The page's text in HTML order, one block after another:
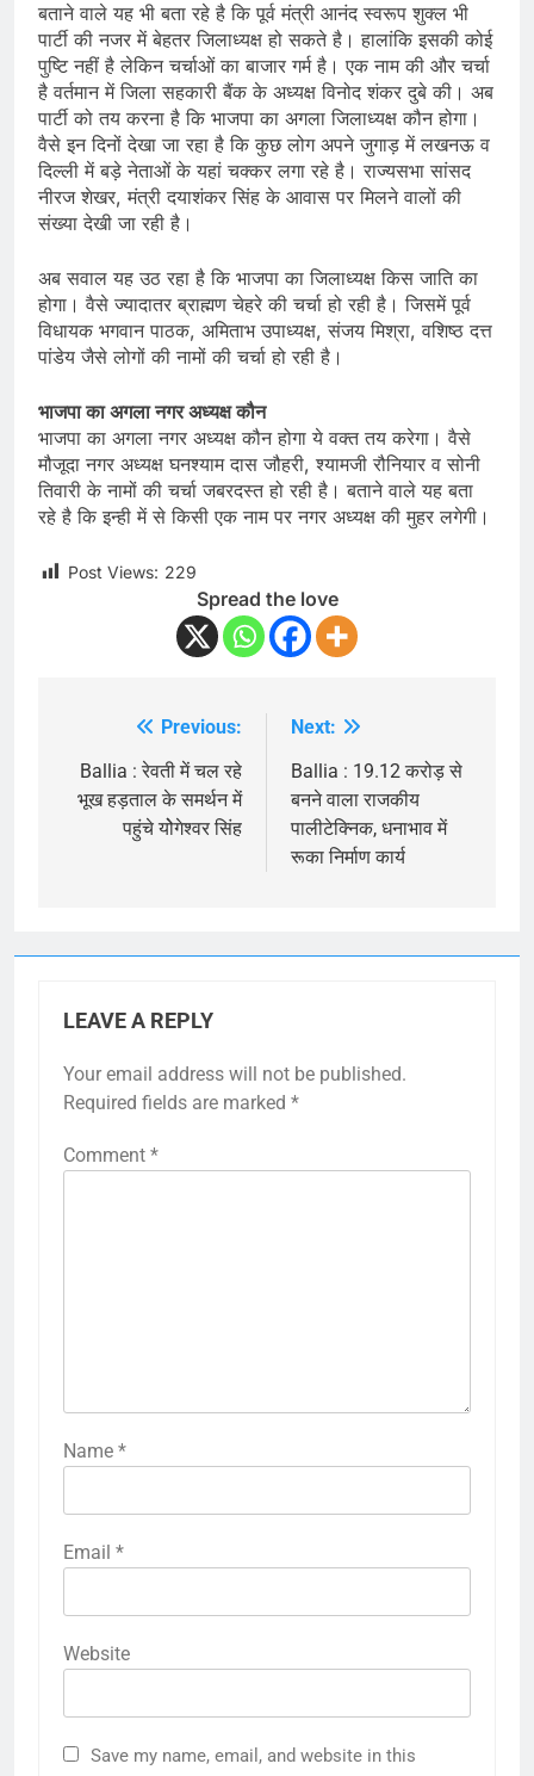
बताने वाले यह भी बता रहे है कि पूर्व मंत्री आनंद स्वरूप शुक्ल भी
पार्टी की नजर में बेहतर जिलाध्यक्ष हो सकते है। हालांकि इसकी कोई
पुष्टि नहीं है लेकिन चर्चाओं का बाजार गर्म है। एक नाम की और चर्चा
है वर्तमान में जिला सहकारी बैंक के अध्यक्ष विनोद शंकर दुबे की। अब
पार्टी को तय करना है कि भाजपा का अगला जिलाध्यक्ष कौन होगा।
वैसे इन दिनों देखा जा रहा है कि कुछ लोग अपने जुगाड़ में लखनऊ व
दिल्ली में बड़े नेताओं के यहां चक्कर लगा रहे है। राज्यसभा सांसद
नीरज शेखर, मंत्री दयाशंकर सिंह के आवास पर मिलने वालों की
संख्या देखी जा रही है।
अब सवाल यह उठ रहा है कि भाजपा का जिलाध्यक्ष किस जाति का
होगा। वैसे ज्यादातर ब्राह्मण चेहरे की चर्चा हो रही है। जिसमें पूर्व
विधायक भगवान पाठक, अमिताभ उपाध्यक्ष, संजय मिश्रा, वशिष्ठ दत्त
पांडेय जैसे लोगों की नामों की चर्चा हो रही है।
भाजपा का अगला नगर अध्यक्ष कौन
भाजपा का अगला नगर अध्यक्ष कौन होगा ये वक्त तय करेगा। वैसे
मौजूदा नगर अध्यक्ष घनश्याम दास जौहरी, श्यामजी रौनियार व सोनी
तिवारी के नामों की चर्चा जबरदस्त हो रही है। बताने वाले यह बता
रहे है कि इन्ही में से किसी एक नाम पर नगर अध्यक्ष की मुहर लगेगी।
Post Views: 229
Spread the love
navigation
Previous:
Ballia : रेवती में चल रहे
भूख हड़ताल के समर्थन में
पहुंचे योेगेश्वर सिंह
Next:
Ballia : 19.12 करोड़ से
बनने वाला राजकीय
पालीटेक्निक, धनाभाव में
रूका निर्माण कार्य
LEAVE A REPLY
Your email address will not be published.
Required fields are marked *
Comment *
Name *
Email *
Website
Save my name, email, and website in this